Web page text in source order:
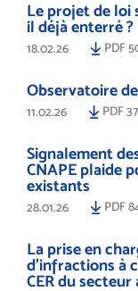
Le projet de loi
il déjà enterré ?
18.02.26 PDF
Observatoire
11.02.26 PDF
Signalement
CNAPE plaide
existants
28.01.26 PDF
La prise en
d'infractions à
CER du